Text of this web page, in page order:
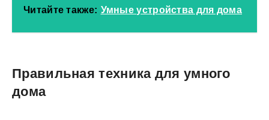
Читайте также: Умные устройства для дома
Правильная техника для умного
дома